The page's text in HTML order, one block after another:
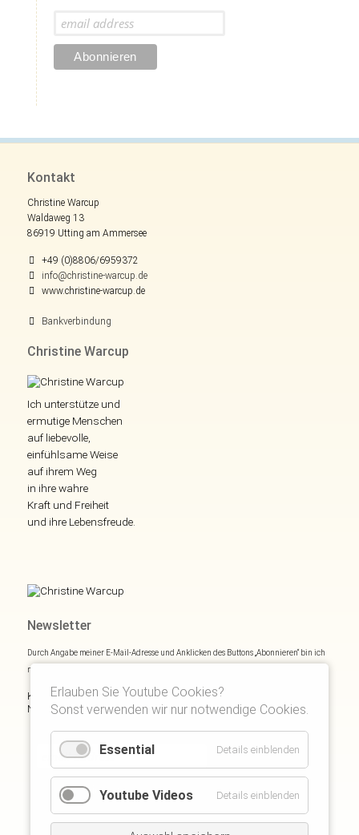
Kontakt
Christine Warcup
Waldaweg 13
86919 Utting am Ammersee
+49 (0)8806/6959372
info@christine-warcup.de
www.christine-warcup.de
Bankverbindung
Christine Warcup
Ich unterstütze und
ermutige Menschen
auf liebevolle,
einfühlsame Weise
auf ihrem Weg
in ihre wahre
Kraft und Freiheit
und ihre Lebensfreude.
Newsletter
Durch Angabe meiner E-Mail-Adresse und Anklicken des Buttons „Abonnieren“ bin ich
mich mit
Kostenloses E- und Audiobook & monatliche Inspirationen via
Newsletter:
Erlauben Sie Youtube Cookies?
Sonst verwenden wir nur notwendige Cookies.
Essential Details einblenden
Youtube Videos Details einblenden